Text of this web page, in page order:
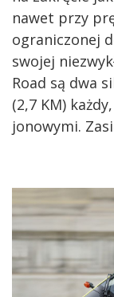
nawet przy
ograniczonej
swojej
Road są dwa
(2,7 KM)
jonowymi.